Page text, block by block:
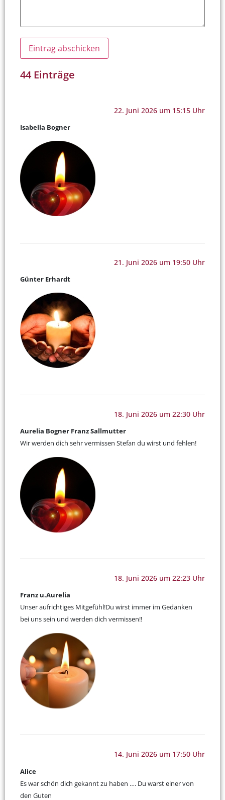
44 Einträge
22. Juni 2026 um 15:15 Uhr
Isabella Bogner
21. Juni 2026 um 19:50 Uhr
Günter Erhardt
18. Juni 2026 um 22:30 Uhr
Aurelia Bogner Franz Sallmutter
Wir werden dich sehr vermissen Stefan du wirst und fehlen!
18. Juni 2026 um 22:23 Uhr
Franz u.Aurelia
Unser aufrichtiges Mitgefühl!Du wirst immer im Gedanken
bei uns sein und werden dich vermissen!!
14. Juni 2026 um 17:50 Uhr
Alice
Es war schön dich gekannt zu haben …. Du warst einer von
den Guten